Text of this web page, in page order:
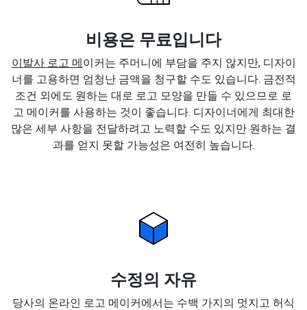
비용은 무료입니다
이발사 로고 메이커는 주머니에 부담을 주지 않지만, 디자이
너를 고용하면 엄청난 금액을 청구할 수도 있습니다. 금전적
조건 외에도 원하는 대로 로고 모양을 만들 수 있으므로 로
고 메이커를 사용하는 것이 좋습니다. 디자이너에게 최대한
많은 세부 사항을 전달하려고 노력할 수도 있지만 원하는 결
과를 얻지 못할 가능성은 여전히 높습니다.
수정의 자유
당사의 온라인 로고 메이커에서는 수백 가지의 멋지고 허식